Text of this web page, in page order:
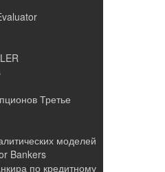
Третье
моделей
Bankers
по кредитному